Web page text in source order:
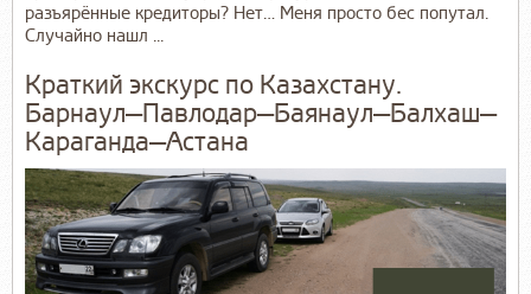
разъярённые кредиторы? Нет… Меня просто бес попутал.
Случайно нашл ...
Краткий экскурс по Казахстану.
Барнаул—Павлодар—Баянаул—Балхаш—
Караганда—Астана